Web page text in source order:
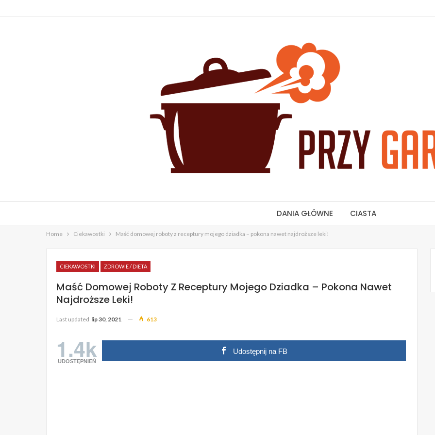
DANIA GŁÓWNE CIASTA
Home Ciekawostki Maść domowej roboty z receptury mojego dziadka – pokona nawet najdroższe leki!
CIEKAWOSTKI ZDROWIE / DIETA
Maść Domowej Roboty Z Receptury Mojego Dziadka – Pokona Nawet
Najdroższe Leki!
Last updated lip 30, 2021 613
1.4k
UDOSTĘPNIEŃ
Udostępnij na FB